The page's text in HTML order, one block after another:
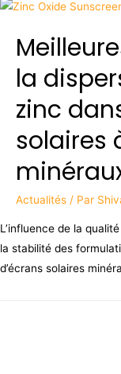
la
zinc
solaires
Actualités / Par
L’influence de la
la stabilité des
d’écrans solaires